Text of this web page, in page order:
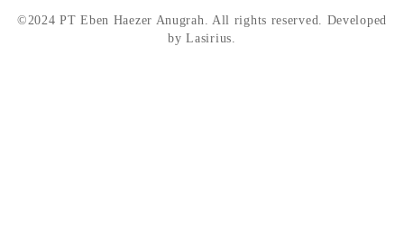
©2024 PT Eben Haezer Anugrah. All rights reserved. Developed
by Lasirius.